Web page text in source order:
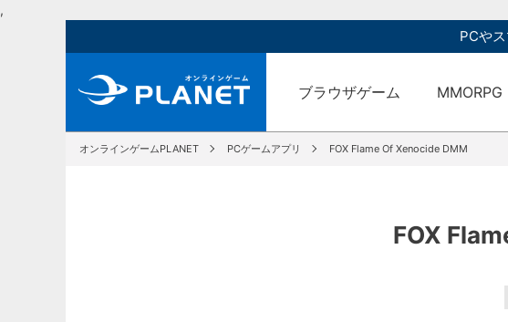
,
PCや
ブラウザゲーム MMORPG
オンラインゲームPLANET PCゲームアプリ FOX Flame Of Xenocide DMM
FOX